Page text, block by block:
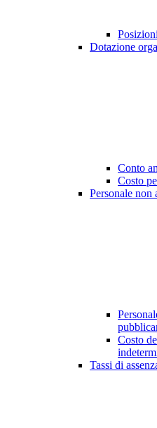
Dotazione
Conto
Costo
Personale non
Costo
Tassi di